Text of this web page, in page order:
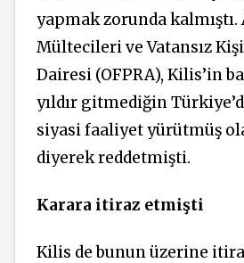
yapmak zorunda kalmıştı.
Mültecileri ve Vatansız
Dairesi (OFPRA), Kilis’in
yıldır gitmediğin
siyasi faaliyet yürütmüş
diyerek reddetmişti.
Karara itiraz etmişti
Kilis de bunun üzerine